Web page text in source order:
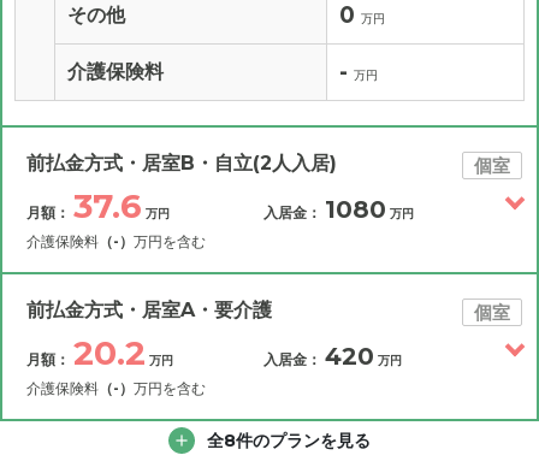
その他 0 万円
介護保険料 - 万円
前払金方式・居室B・自立(2人入居) 個室
月額： 37.6 万円
介護保険料 （-） 万円を含む
入居金： 1080 万円
月額費用 37.6
0 万円
前払金方式・居室A・要介護 個室
月額： 20.2 万円
介護保険料 （-） 万円を含む
入居金： 420 万円
入居金
その他費用
補足情報
全8件のプランを見る